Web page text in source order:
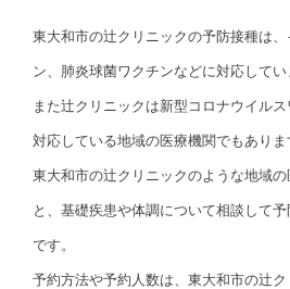
東大和市の辻クリニックの予防接種は
ン、肺炎球菌ワクチンなどに対応してい
また辻クリニックは新型コロナウイル
対応している地域の医療機関でもありま
東大和市の辻クリニックのような地域
と、基礎疾患や体調について相談して
です。
予約方法や予約人数は、東大和市の辻